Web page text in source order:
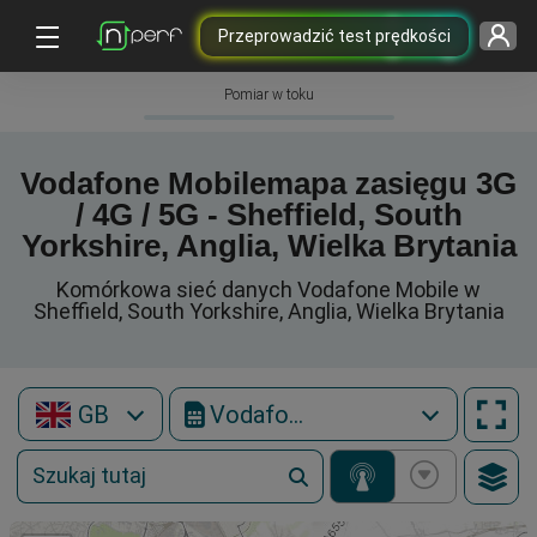
Przeprowadzić test prędkości
Pomiar w toku
Vodafone Mobilemapa zasięgu 3G
/ 4G / 5G - Sheffield, South
Yorkshire, Anglia, Wielka Brytania
Komórkowa sieć danych Vodafone Mobile w
Sheffield, South Yorkshire, Anglia, Wielka Brytania
GB Vodafone Mobile